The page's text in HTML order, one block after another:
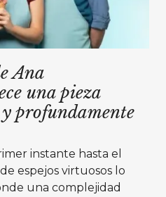
Ana
una pieza
profundamente
instante hasta el
espejos virtuosos lo
una complejidad